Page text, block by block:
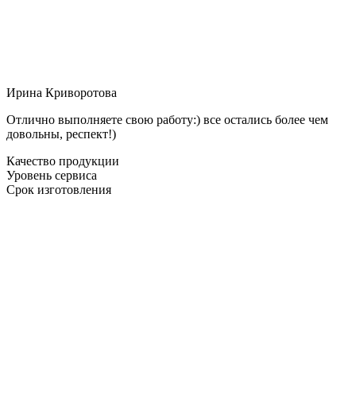
Ирина Криворотова
Отлично выполняете свою работу:) все остались более чем
довольны, респект!)
Качество продукции
Уровень сервиса
Срок изготовления